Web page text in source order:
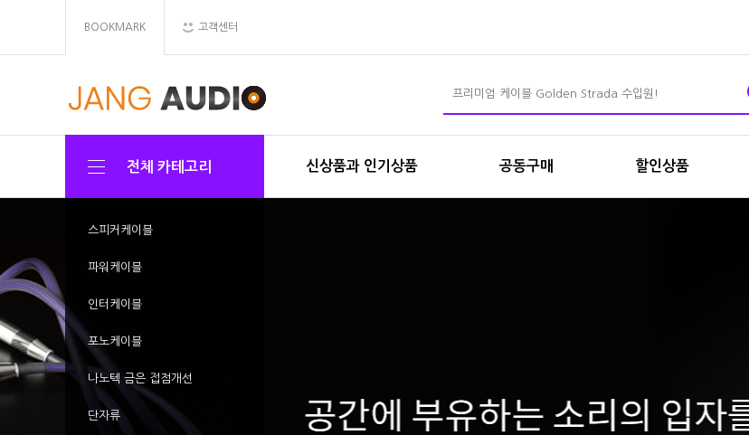
BOOKMARK 고객센터
전체 카테고리 신상품과 인기상품 공동구매 할인상품
스피커케이블
파워케이블
인터케이블
포노케이블
나노텍 금은 접점개선
단자류